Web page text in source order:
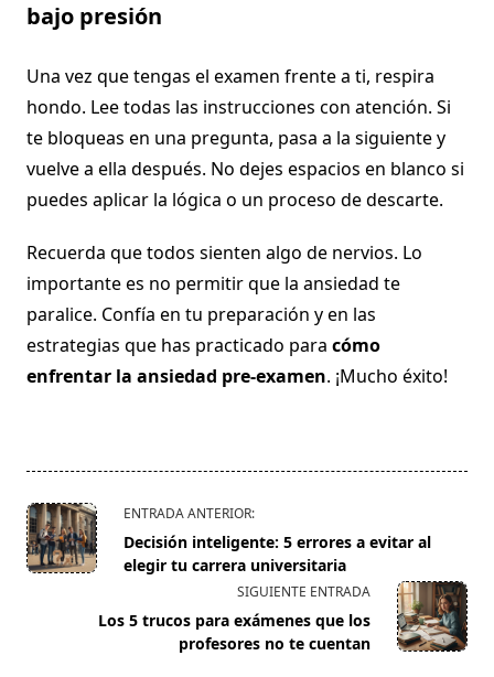
bajo presión
Una vez que tengas el examen frente a ti, respira
hondo. Lee todas las instrucciones con atención. Si
te bloqueas en una pregunta, pasa a la siguiente y
vuelve a ella después. No dejes espacios en blanco si
puedes aplicar la lógica o un proceso de descarte.
Recuerda que todos sienten algo de nervios. Lo
importante es no permitir que la ansiedad te
paralice. Confía en tu preparación y en las
estrategias que has practicado para cómo
enfrentar la ansiedad pre-examen. ¡Mucho éxito!
<span
class="nav-
subtitle
text">Página</span>
ENTRADA ANTERIOR:
Decisión inteligente: 5 errores a evitar al
elegir tu carrera universitaria
SIGUIENTE ENTRADA
Los 5 trucos para exámenes que los
profesores no te cuentan